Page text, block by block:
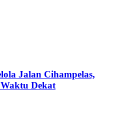
Jalan Cihampelas,
Dekat